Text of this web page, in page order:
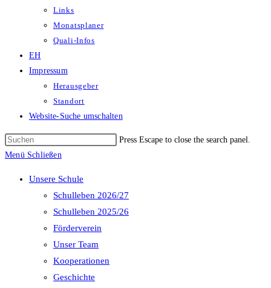
Links
Monatsplaner
Quali-Infos
EH
Impressum
Herausgeber
Standort
Website-Suche umschalten
Press Escape to close the search panel.
Menü Schließen
Unsere Schule
Schulleben 2026/27
Schulleben 2025/26
Förderverein
Unser Team
Kooperationen
Geschichte